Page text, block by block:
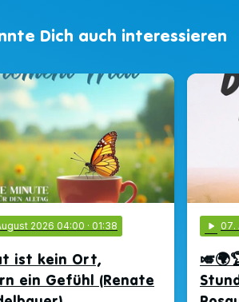
Dich auch interessieren
2026 04:00 · 01:38
ist kein Ort,
ein Gefühl (Renate
play_arrow 07.